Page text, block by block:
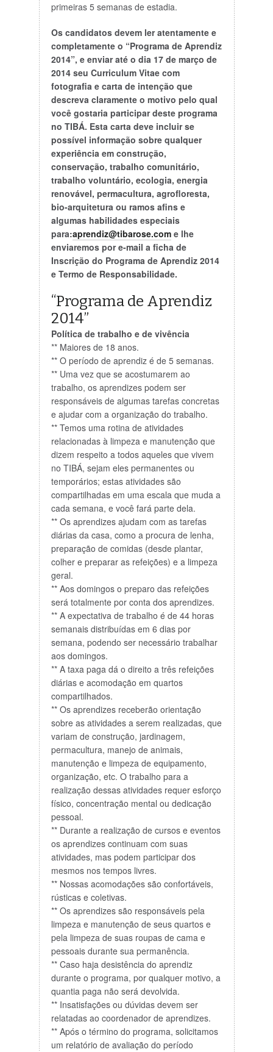
primeiras 5 semanas de estadia.
Os candidatos devem ler atentamente e
completamente o “Programa de Aprendiz
2014”, e enviar até o dia 17 de março de
2014 seu Curriculum Vitae com
fotografia e carta de intenção que
descreva claramente o motivo pelo qual
você gostaria participar deste programa
no TIBÁ. Esta carta deve incluir se
possível informação sobre qualquer
experiência em construção,
conservação, trabalho comunitário,
trabalho voluntário, ecologia, energia
renovável, permacultura, agrofloresta,
bio-arquitetura ou ramos afins e
algumas habilidades especiais
para:aprendiz@tibarose.come lhe
enviaremos por e-mail a ficha de
Inscrição do Programa de Aprendiz 2014
e Termo de Responsabilidade.
“Programa de Aprendiz
2014”
Política de trabalho e de vivência
** Maiores de 18 anos.
** O período de aprendiz é de 5 semanas.
** Uma vez que se acostumarem ao
trabalho, os aprendizes podem ser
responsáveis de algumas tarefas concretas
e ajudar com a organização do trabalho.
** Temos uma rotina de atividades
relacionadas à limpeza e manutenção que
dizem respeito a todos aqueles que vivem
no TIBÁ, sejam eles permanentes ou
temporários; estas atividades são
compartilhadas em uma escala que muda a
cada semana, e você fará parte dela.
** Os aprendizes ajudam com as tarefas
diárias da casa, como a procura de lenha,
preparação de comidas (desde plantar,
colher e preparar as refeições) e a limpeza
geral.
** Aos domingos o preparo das refeições
será totalmente por conta dos aprendizes.
** A expectativa de trabalho é de 44 horas
semanais distribuídas em 6 dias por
semana, podendo ser necessário trabalhar
aos domingos.
** A taxa paga dá o direito a três refeições
diárias e acomodação em quartos
compartilhados.
** Os aprendizes receberão orientação
sobre as atividades a serem realizadas, que
variam de construção, jardinagem,
permacultura, manejo de animais,
manutenção e limpeza de equipamento,
organização, etc. O trabalho para a
realização dessas atividades requer esforço
físico, concentração mental ou dedicação
pessoal.
** Durante a realização de cursos e eventos
os aprendizes continuam com suas
atividades, mas podem participar dos
mesmos nos tempos livres.
** Nossas acomodações são confortáveis,
rústicas e coletivas.
** Os aprendizes são responsáveis pela
limpeza e manutenção de seus quartos e
pela limpeza de suas roupas de cama e
pessoais durante sua permanência.
** Caso haja desistência do aprendiz
durante o programa, por qualquer motivo, a
quantia paga não será devolvida.
** Insatisfações ou dúvidas devem ser
relatadas ao coordenador de aprendizes.
** Após o término do programa, solicitamos
um relatório de avaliação do período